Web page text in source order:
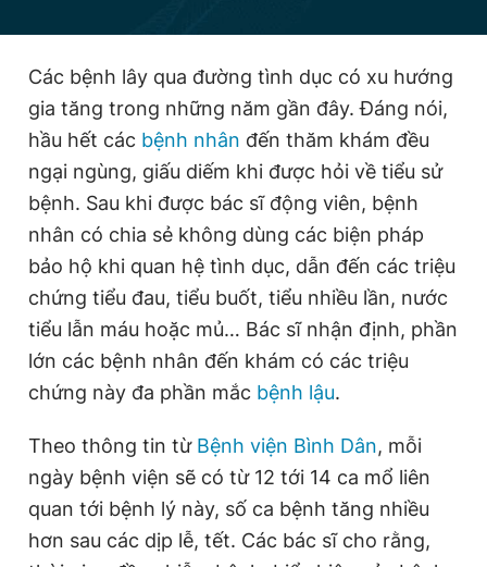
Theo dõi báo trên
Hotline
0906 645 777
Liên hệ quảng cáo
0908 780 404
Quảng cáo
Tổng biên tập: Nguyễn Ngọc Toàn
Phó tổng biên tập thường trực: Hải Thành
Phó tổng biên tập: Lâm Hiếu Dũng
Phó tổng biên tập: Trần Việt Hưng
Tổng thư ký tòa soạn: Đức Trung
Giấy phép xuất bản số 110/GP - BTTTT cấp ngày 24.3.2020
© 2003-2026 Bản quyền thuộc về Báo Thanh Niên. Cấm sao
bản. Phát triển bởi ePi Technologies, JSC.
Các bệnh lây qua đường tình dục có xu hướng
gia tăng trong những năm gần đây. Đáng nói,
hầu hết các bệnh nhân đến thăm khám đều
ngại ngùng, giấu diếm khi được hỏi về tiểu sử
bệnh. Sau khi được bác sĩ động viên, bệnh
nhân có chia sẻ không dùng các biện pháp
bảo hộ khi quan hệ tình dục, dẫn đến các triệu
chứng tiểu đau, tiểu buốt, tiểu nhiều lần, nước
tiểu lẫn máu hoặc mủ… Bác sĩ nhận định, phần
lớn các bệnh nhân đến khám có các triệu
chứng này đa phần mắc bệnh lậu.
Theo thông tin từ Bệnh viện Bình Dân, mỗi
ngày bệnh viện sẽ có từ 12 tới 14 ca mổ liên
quan tới bệnh lý này, số ca bệnh tăng nhiều
hơn sau các dịp lễ, tết. Các bác sĩ cho rằng,